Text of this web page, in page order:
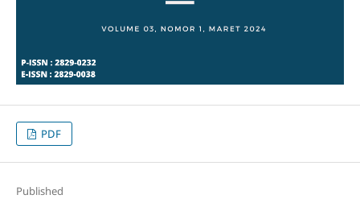
PDF
Published